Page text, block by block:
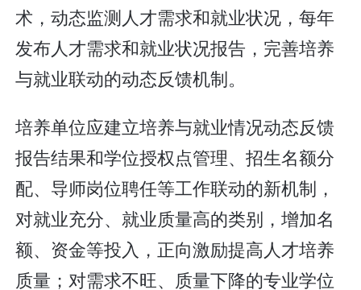
术，动态监测人才需求和就业状况，每年
发布人才需求和就业状况报告，完善培养
与就业联动的动态反馈机制。
培养单位应建立培养与就业情况动态反馈
报告结果和学位授权点管理、招生名额分
配、导师岗位聘任等工作联动的新机制，
对就业充分、就业质量高的类别，增加名
额、资金等投入，正向激励提高人才培养
质量；对需求不旺、质量下降的专业学位